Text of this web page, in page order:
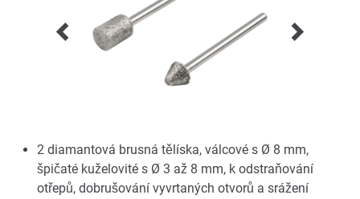
2 diamantová brusná tělíska, válcové s Ø 8 mm,
špičaté kuželovité s Ø 3 až 8 mm, k odstraňování
otřepů, dobrušování vyvrtaných otvorů a srážení